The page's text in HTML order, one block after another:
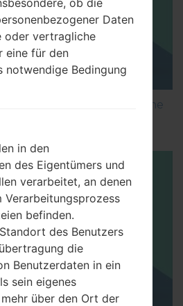
on LG Smartphone
Daten
oder vertragliche
eine für den
notwendige Bedingung
in den
des Eigentümers und
verarbeitet, an denen
Verarbeitungsprozess
befinden.
des Benutzers
die
Benutzerdaten in ein
sein eigenes
über den Ort der